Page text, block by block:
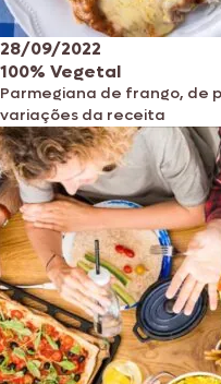
28/09/2022
100% Vegetal
Parmegiana de frango, de
variações da receita